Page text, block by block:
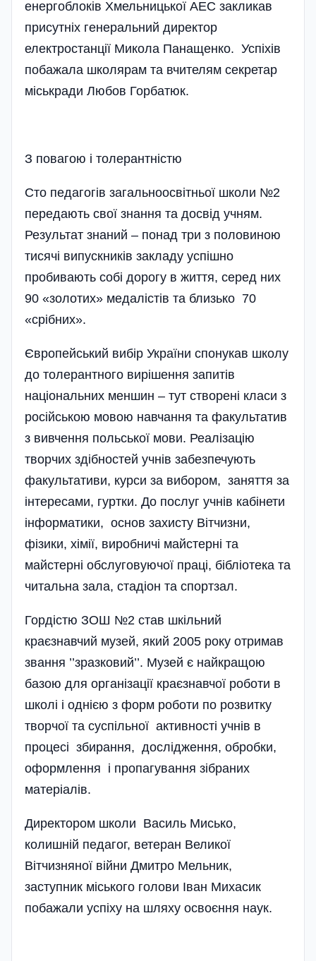
енергоблоків Хмельницької АЕС закликав
присутніх генеральний директор
електростанції Микола Панащенко. Успіхів
побажала школярам та вчителям секретар
міськради Любов Горбатюк.
З повагою i толерантнiстю
Сто педагогів загальноосвітньої школи №2
передають свої знання та досвід учням.
Результат знаний – понад три з половиною
тисячі випускників закладу успішно
пробивають собі дорогу в життя, серед них
90 «золотих» медалістів та близько 70
«срібних».
Європейський вибір України спонукав школу
до толерантного вирішення запитів
національних меншин – тут створені класи з
ро­сійською мовою навчання та факультатив
з вивчення польської мови. Реалізацію
творчих здібностей учнів забезпечують
факультативи, курси за вибором, заняття за
інтересами, гуртки. До послуг учнів кабінети
інформа­тики, основ захисту Вітчизни,
фізики, хімії, виробничі майстерні та
майстерні обслуговуючої праці, бібліотека та
читальна зала, стадіон та спортзал.
Гордістю ЗОШ №2 став шкільний
краєзнавчий музей, який 2005 року отримав
звання ’’зразковий’’. Музей є найкращою
базою для організації краєзнавчої роботи в
школі і однією з форм роботи по розвитку
творчої та суспільної активності учнів в
процесі збирання, дослідження, обробки,
оформлення і пропагування зібраних
матеріалів.
Директором школи Василь Мисько,
колишній педагог, ветеран Великої
Вітчизняної війни Дмитро Мельник,
заступник міського голови Іван Михасик
побажали успіху на шляху освоєння наук.